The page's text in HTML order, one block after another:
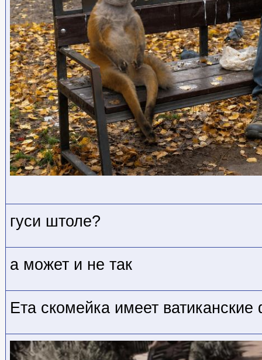
гуси штоле?
а может и не так
Ета скомейка имеет ватиканские